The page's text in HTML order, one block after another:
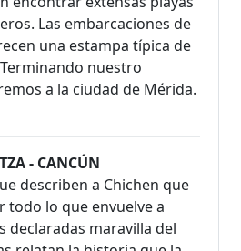
Las embarcaciones de
una estampa típica de
nuestro
a la ciudad de Mérida.
- CANCÚN
describen a Chichen que
todo lo que envuelve a
declaradas maravilla del